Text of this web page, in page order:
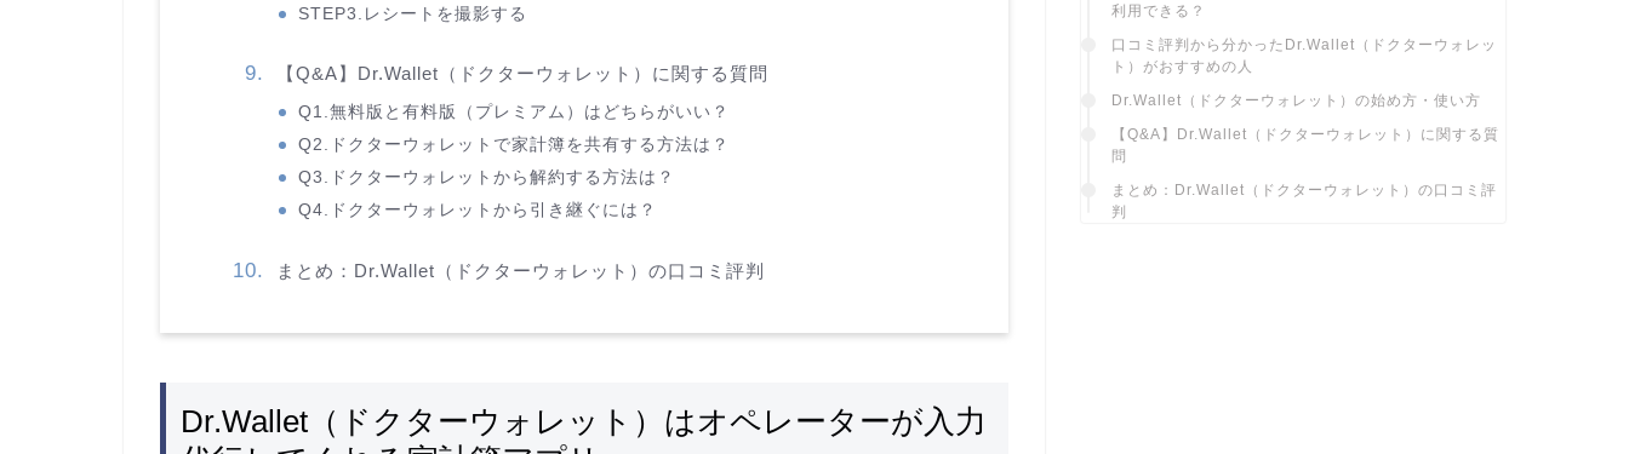
STEP3.レシートを撮影する
【Q&A】Dr.Wallet（ドクターウォレット）に関する質問
Q1.無料版と有料版（プレミアム）はどちらがいい？
Q2.ドクターウォレットで家計簿を共有する方法は？
Q3.ドクターウォレットから解約する方法は？
Q4.ドクターウォレットから引き継ぐには？
まとめ：Dr.Wallet（ドクターウォレット）の口コミ評判
Dr.Wallet（ドクターウォレット）はオペレーターが入力
利用できる？
口コミ評判から分かったDr.Wallet（ドクターウォレッ
ト）がおすすめの人
Dr.Wallet（ドクターウォレット）の始め方・使い方
【Q&A】Dr.Wallet（ドクターウォレット）に関する質
問
まとめ：Dr.Wallet（ドクターウォレット）の口コミ評
判